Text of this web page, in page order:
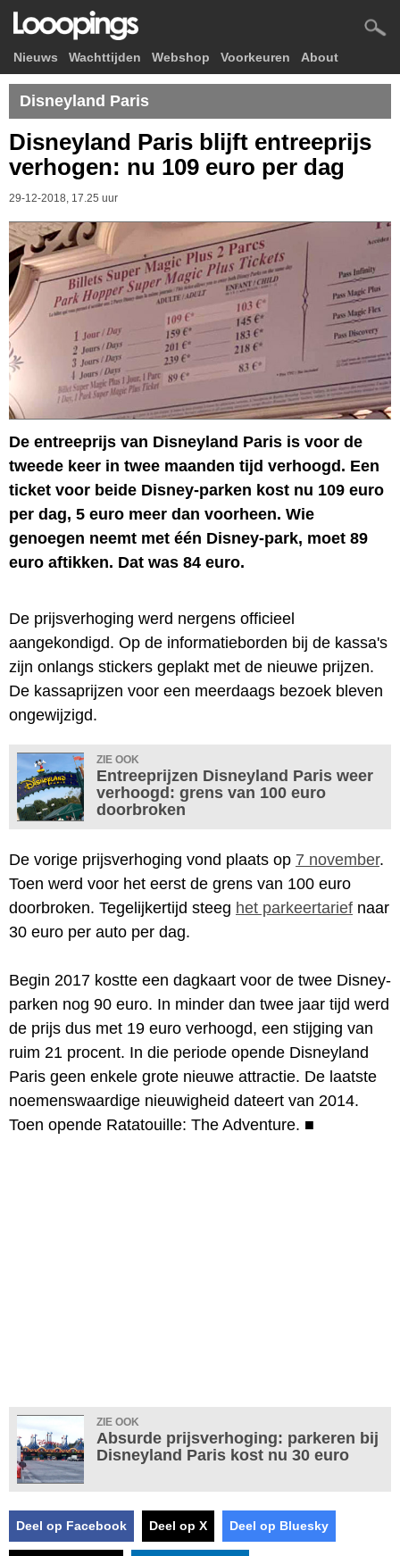
Nieuws Wachttijden Webshop Voorkeuren About
Disneyland Paris
Disneyland Paris blijft entreeprijs
verhogen: nu 109 euro per dag
29-12-2018, 17.25 uur
De entreeprijs van Disneyland Paris is voor de
tweede keer in twee maanden tijd verhoogd. Een
ticket voor beide Disney-parken kost nu 109 euro
per dag, 5 euro meer dan voorheen. Wie
genoegen neemt met één Disney-park, moet 89
euro aftikken. Dat was 84 euro.
De prijsverhoging werd nergens officieel
aangekondigd. Op de informatieborden bij de kassa's
zijn onlangs stickers geplakt met de nieuwe prijzen.
De kassaprijzen voor een meerdaags bezoek bleven
ongewijzigd.
ZIE OOK
Entreeprijzen Disneyland Paris weer
verhoogd: grens van 100 euro
doorbroken
De vorige prijsverhoging vond plaats op 7 november.
Toen werd voor het eerst de grens van 100 euro
doorbroken. Tegelijkertijd steeg het parkeertarief naar
30 euro per auto per dag.
Begin 2017 kostte een dagkaart voor de twee Disney-
parken nog 90 euro. In minder dan twee jaar tijd werd
de prijs dus met 19 euro verhoogd, een stijging van
ruim 21 procent. In die periode opende Disneyland
Paris geen enkele grote nieuwe attractie. De laatste
noemenswaardige nieuwigheid dateert van 2014.
Toen opende Ratatouille: The Adventure. ■
ZIE OOK
Absurde prijsverhoging: parkeren bij
Disneyland Paris kost nu 30 euro
Deel op Facebook Deel op X Deel op Bluesky